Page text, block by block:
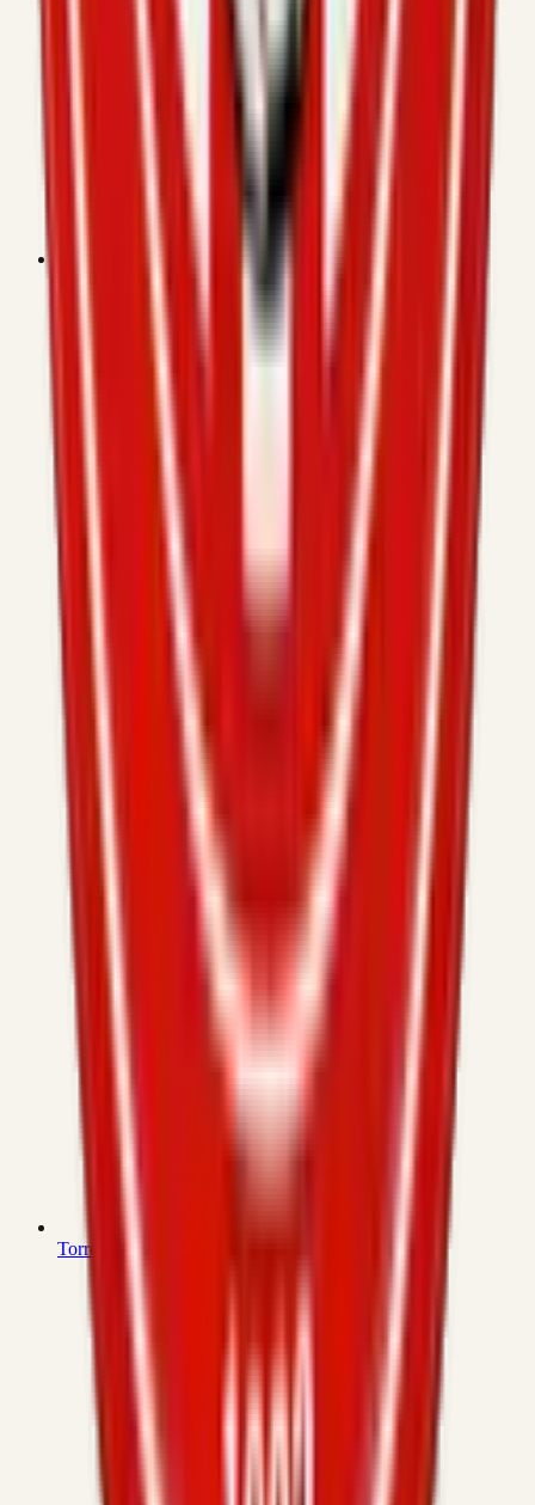
clubesportiuarenysdemunt@gmail.com
Torrent d'en Terra S/N (08358 Arenys de Munt)